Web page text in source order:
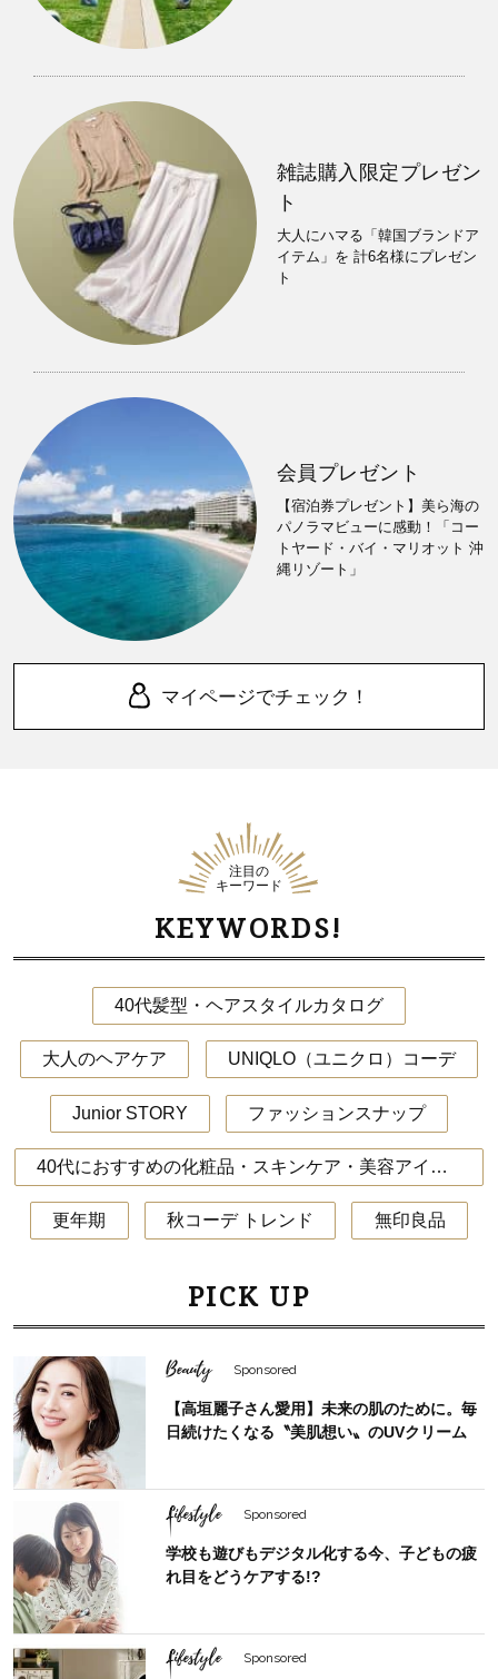
雑誌購入限定プレゼン
ト
大人にハマる「韓国ブランドア
イテム」を 計6名様にプレゼン
ト
会員プレゼント
【宿泊券プレゼント】美ら海の
パノラマビューに感動！「コー
トヤード・バイ・マリオット 沖
縄リゾート」
マイページでチェック！
注目の
キーワード
KEYWORDS!
40代髪型・ヘアスタイルカタログ
大人のヘアケア UNIQLO（ユニクロ）コーデ
Junior STORY ファッションスナップ
40代におすすめの化粧品・スキンケア・美容アイテム
更年期 秋コーデ トレンド 無印良品
PICK UP
Beauty Sponsored
【高垣麗子さん愛用】未来の肌のために。毎
日続けたくなる〝美肌想い〟のUVクリーム
Lifestyle Sponsored
学校も遊びもデジタル化する今、子どもの疲
れ目をどうケアする!?
Lifestyle Sponsored